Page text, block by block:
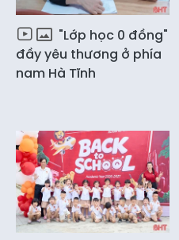
"Lớp học 0 đồng"
đầy yêu thương ở phía
nam Hà Tĩnh